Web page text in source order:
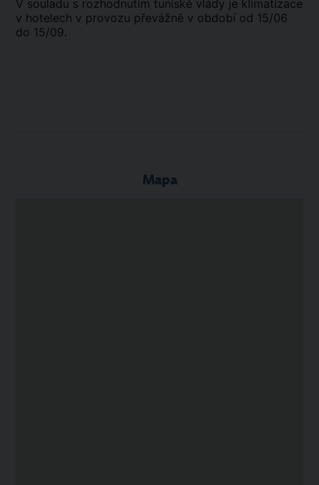
V souladu s rozhodnutím tuniské vlády je klimatizace
v hotelech v provozu převážně v období od 15/06
do 15/09.
Mapa